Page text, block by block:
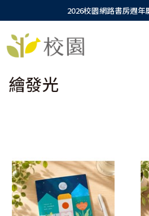
2026校園網路書房週年
繪發光